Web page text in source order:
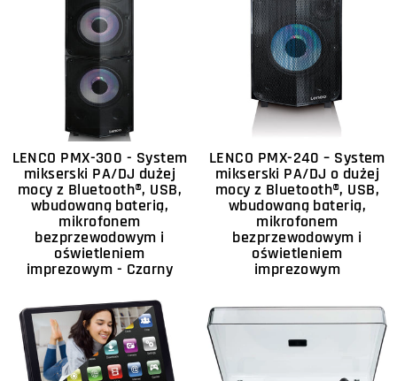
LENCO PMX-300 - System
mikserski PA/DJ dużej
mocy z Bluetooth®, USB,
wbudowaną baterią,
mikrofonem
bezprzewodowym i
oświetleniem
imprezowym - Czarny
LENCO PMX-240 – System
mikserski PA/DJ o dużej
mocy z Bluetooth®, USB,
wbudowaną baterią,
mikrofonem
bezprzewodowym i
oświetleniem
imprezowym